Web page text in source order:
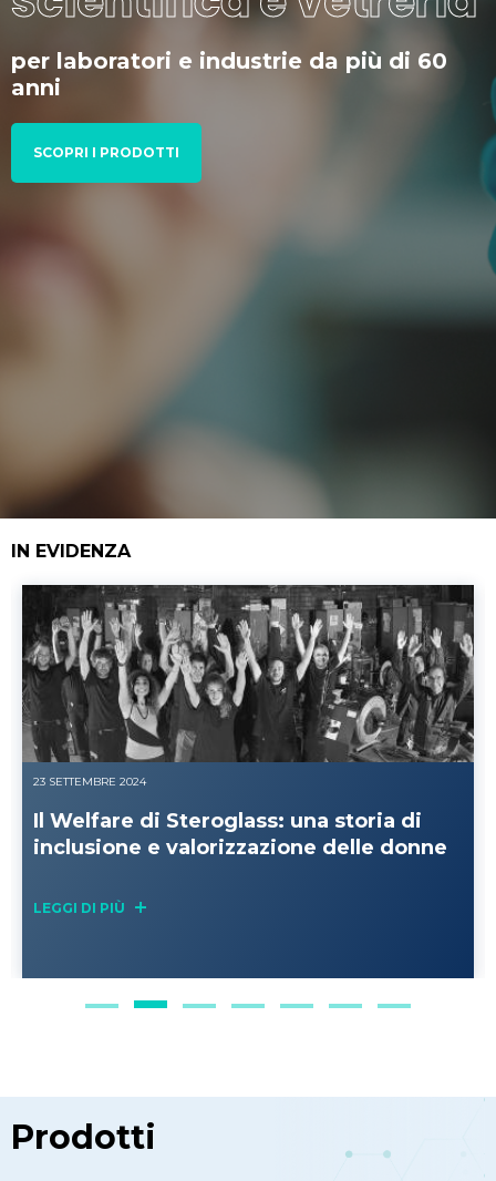
per laboratori e industrie da più di 60
anni
SCOPRI I PRODOTTI
IN EVIDENZA
23 SETTEMBRE 2024
Il Welfare di Steroglass: una storia di
inclusione e valorizzazione delle donne
LEGGI DI PIÙ
Prodotti